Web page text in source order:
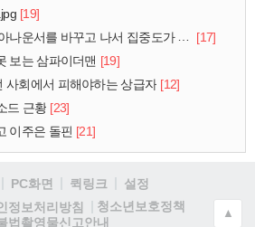
[19]
꾸고 나서 집중도가 확 올라갔다는 한 아파트의 안내방송
[17]
보는 삼파이더맨 [19]
사회에서 피해야하는 상급자 [12]
드 근황 [23]
이주은 돌핀 [21]
PC화면 퀵링크
설정
정보처리방침
청소년보호정책
법촬영물신고안내
▲